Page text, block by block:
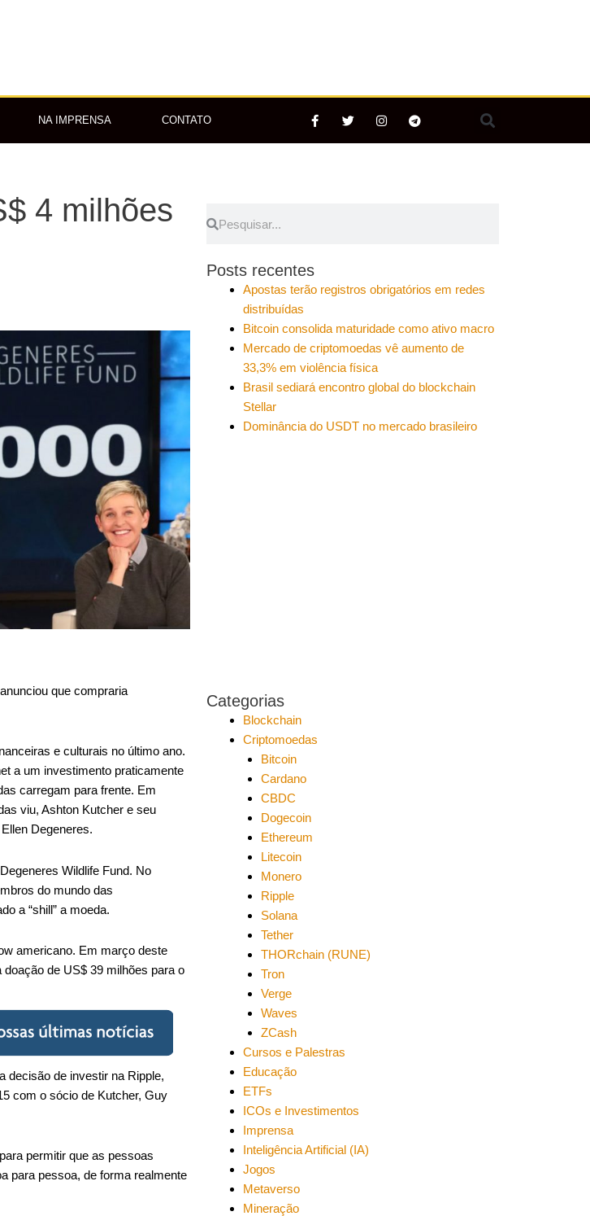
NA IMPRENSA CONTATO
F
a
T
w
I
n
T
e
4 milhões
que compraria
e culturais no último ano.
a um investimento praticamente
carregam para frente. Em
viu, Ashton Kutcher e seu
Degeneres.
Wildlife Fund. No
do mundo das
a “shill” a moeda.
americano. Em março deste
de US$ 39 milhões para o
decisão de investir na Ripple,
com o sócio de Kutcher, Guy
permitir que as pessoas
para pessoa, de forma realmente
Posts recentes
Apostas terão registros obrigatórios em redes
distribuídas
Bitcoin consolida maturidade como ativo macro
Mercado de criptomoedas vê aumento de
33,3% em violência física
Brasil sediará encontro global do blockchain
Stellar
Dominância do USDT no mercado brasileiro
Categorias
Blockchain
Criptomoedas
Bitcoin
Cardano
CBDC
Dogecoin
Ethereum
Litecoin
Monero
Ripple
Solana
Tether
THORchain (RUNE)
Tron
Verge
Waves
ZCash
Cursos e Palestras
Educação
ETFs
ICOs e Investimentos
Imprensa
Inteligência Artificial (IA)
Jogos
Metaverso
Mineração